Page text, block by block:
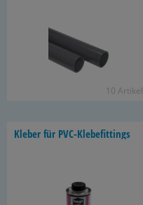
10 Ar­ti­kel
Kle­ber für PVC-​Klebefittings